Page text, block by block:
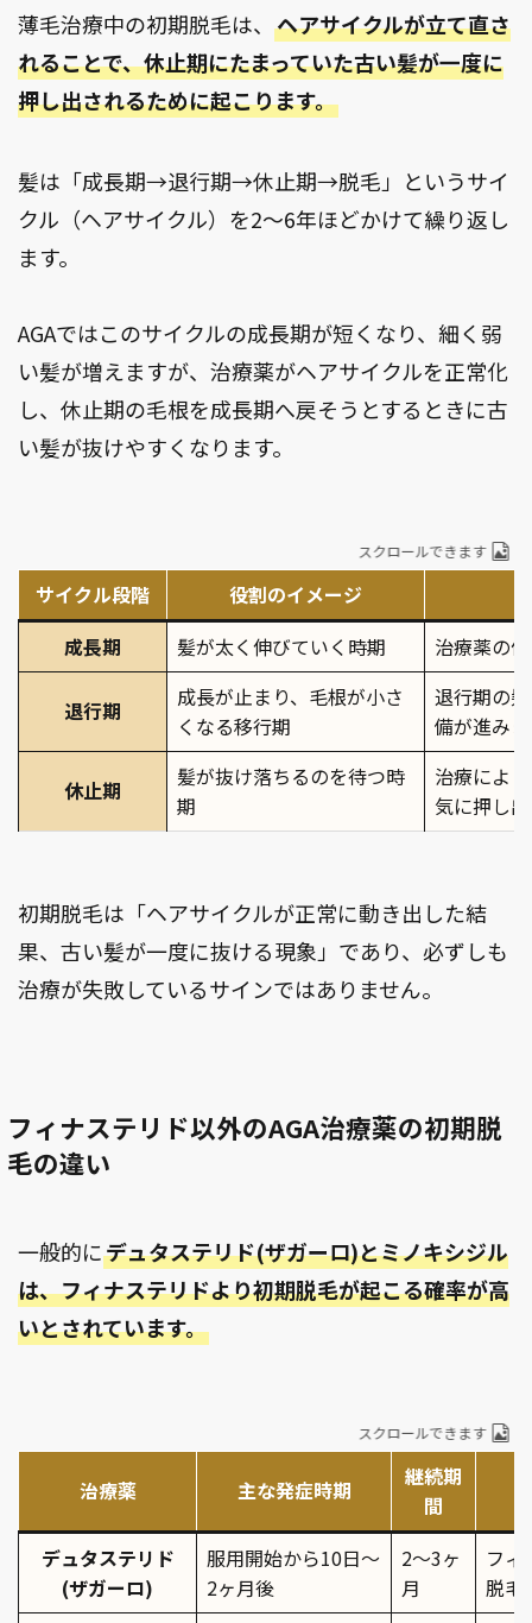
薄毛治療中の初期脱毛は、 ヘアサイクルが立て直さ
れることで、休止期にたまっていた古い髪が一度に
押し出されるために起こります。​
髪は「成長期→退行期→休止期→脱毛」というサイ
クル（ヘアサイクル）を2〜6年ほどかけて繰り返し
ます。
AGAではこのサイクルの成長期が短くなり、細く弱
い髪が増えますが、治療薬がヘアサイクルを正常化
し、休止期の毛根を成長期へ戻そうとするときに古
い髪が抜けやすくなります。
スクロールできます
サイクル段階
役割のイメージ
成長期
髪が太く伸びていく時期 治療薬の
退行期
成長が止まり、毛根が小さ
くなる移行期
退行期の
備が進み
休止期
髪が抜け落ちるのを待つ時
期
治療によ
気に押し
初期脱毛は「ヘアサイクルが正常に動き出した結
果、古い髪が一度に抜ける現象」であり、必ずしも
治療が失敗しているサインではありません。
フィナステリド以外のAGA治療薬の初期脱
毛の違い
一般的にデュタステリド(ザガーロ)とミノキシジル
は、フィナステリドより初期脱毛が起こる確率が高
いとされています。
スクロールできます
治療薬 主な発症時期
継続期
間
デュタステリド
(ザガーロ)
服用開始から10日〜
2ヶ月後 ​
2〜3ヶ
月
フィ
脱毛